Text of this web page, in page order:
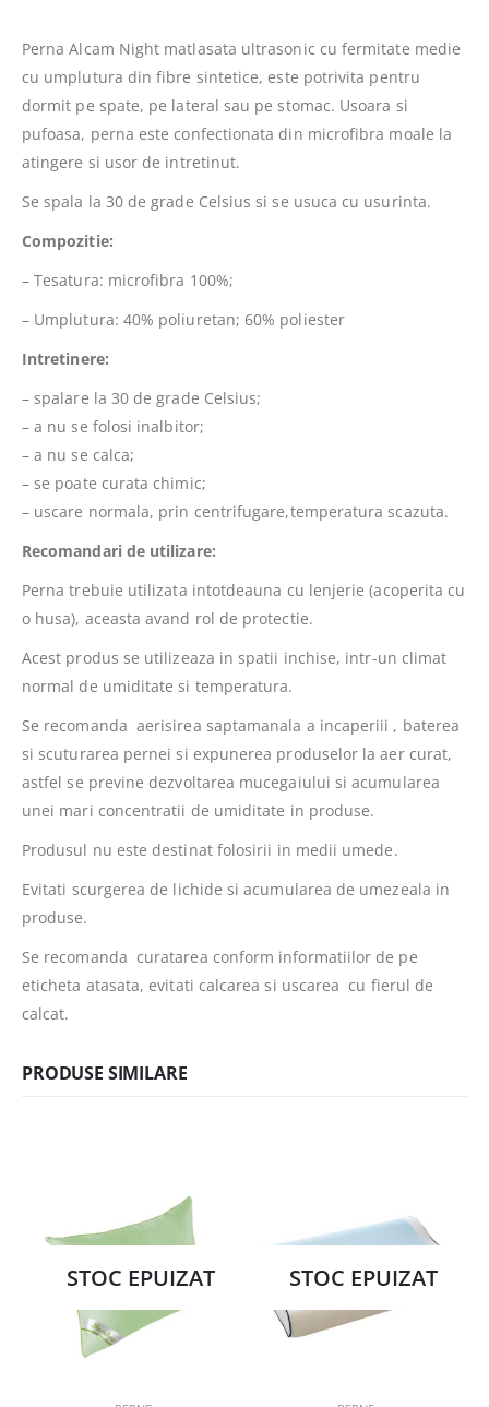
Perna Alcam Night matlasata ultrasonic cu fermitate medie
cu umplutura din fibre sintetice, este potrivita pentru
dormit pe spate, pe lateral sau pe stomac. Usoara si
pufoasa, perna este confectionata din microfibra moale la
atingere si usor de intretinut.
Se spala la 30 de grade Celsius si se usuca cu usurinta.
Compozitie:
– Tesatura: microfibra 100%;
– Umplutura: 40% poliuretan; 60% poliester
Intretinere:
– spalare la 30 de grade Celsius;
– a nu se folosi inalbitor;
– a nu se calca;
– se poate curata chimic;
– uscare normala, prin centrifugare,temperatura scazuta.
Recomandari de utilizare:
Perna trebuie utilizata intotdeauna cu lenjerie (acoperita cu
o husa), aceasta avand rol de protectie.
Acest produs se utilizeaza in spatii inchise, intr-un climat
normal de umiditate si temperatura.
Se recomanda aerisirea saptamanala a incaperiii , baterea
si scuturarea pernei si expunerea produselor la aer curat,
astfel se previne dezvoltarea mucegaiului si acumularea
unei mari concentratii de umiditate in produse.
Produsul nu este destinat folosirii in medii umede.
Evitati scurgerea de lichide si acumularea de umezeala in
produse.
Se recomanda curatarea conform informatiilor de pe
eticheta atasata, evitati calcarea si uscarea cu fierul de
calcat.
PRODUSE SIMILARE
STOC EPUIZAT STOC EPUIZAT